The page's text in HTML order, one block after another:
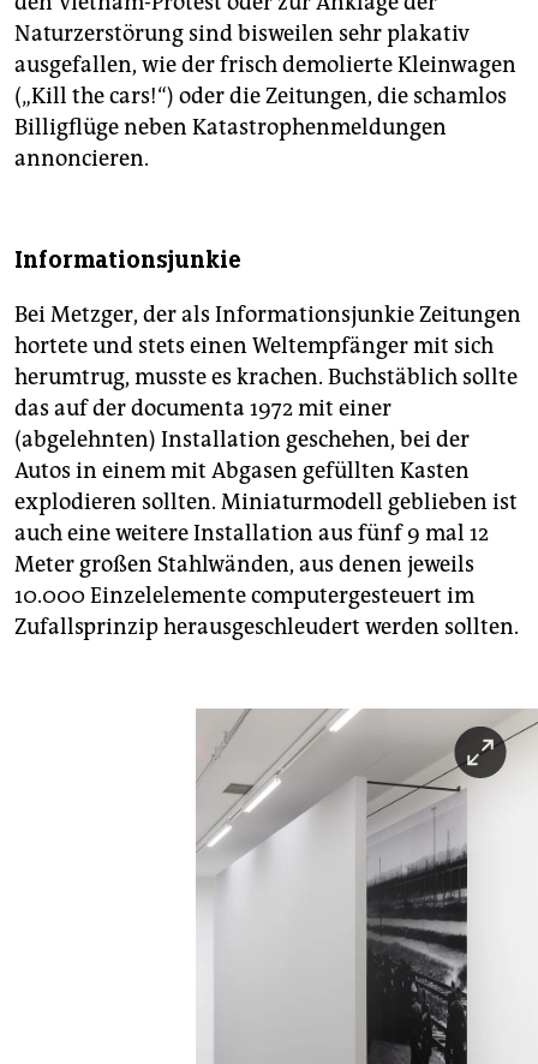
Naturzerstörung sind bisweilen sehr plakativ
ausgefallen, wie der frisch demolierte Kleinwagen
(„Kill the cars!“) oder die Zeitungen, die schamlos
Billigflüge neben Katastrophenmeldungen
annoncieren.
Informationsjunkie
Bei Metzger, der als Informationsjunkie Zeitungen
hortete und stets einen Weltempfänger mit sich
herumtrug, musste es krachen. Buchstäblich sollte
das auf der documenta 1972 mit einer
(abgelehnten) Installation geschehen, bei der
Autos in einem mit Abgasen gefüllten Kasten
explodieren sollten. Miniaturmodell geblieben ist
auch eine weitere Installation aus fünf 9 mal 12
Meter großen Stahlwänden, aus denen jeweils
10.000 Einzelelemente computergesteuert im
Zufallsprinzip herausgeschleudert werden sollten.